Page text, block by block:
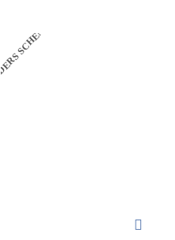
ANDERS SCHENKEN